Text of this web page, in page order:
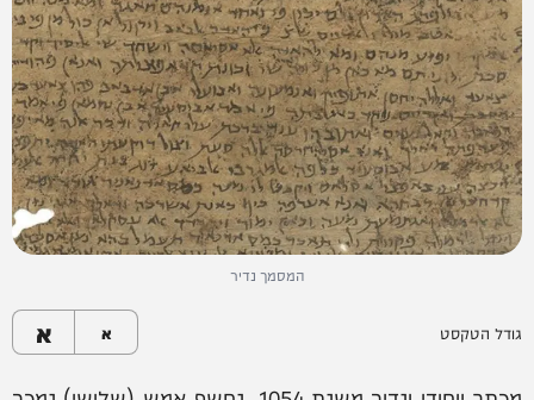
המסמך נדיר
גודל הטקסט א א